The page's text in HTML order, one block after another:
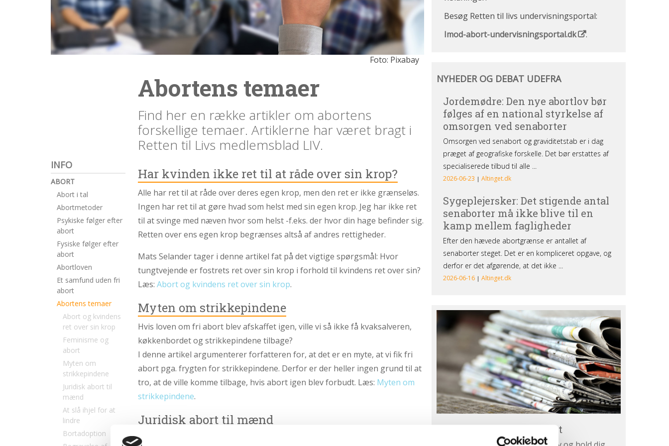
1.4:
Etik
1.5:
Den
Aktioner
2.2:
Tidligere
aktioner
Organisation
Abortmindelunden
Abortlinien
Unge
abort
internationalt
Nyhedsbrev
Foto: Pixabay
Abortens temaer
Find her en række artikler om abortens
forskellige temaer. Artiklerne har været bragt i
Retten til Livs medlemsblad LIV.
INFO
ABORT
Abort i tal
Abortmetoder
Psykiske følger efter
abort
Fysiske følger efter
abort
Abortloven
Et samfund uden fri
abort
Abortens temaer
Abort og kvindens
ret over sin krop
Feminisme og
abort
Myten om
strikkepindene
Juridisk abort til
mænd
At slå ihjel for at
lindre
Bortadoption
Har kvinden ikke ret til at råde over sin krop?
Alle har ret til at råde over deres egen krop, men den ret er ikke grænseløs.
Ingen har ret til at gøre hvad som helst med sin egen krop. Jeg har ikke ret
til at svinge med næven hvor som helst -f.eks. der hvor din hage befinder sig.
Retten over ens egen krop begrænses altså af andres rettigheder.
Mats Selander tager i denne artikel fat på det vigtige spørgsmål: Hvor
tungtvejende er fostrets ret over sin krop i forhold til kvindens ret over sin?
Læs: Abort og kvindens ret over sin krop.
Myten om strikkepindene
Hvis loven om fri abort blev afskaffet igen, ville vi så ikke få kvaksalveren,
køkkenbordet og strikkepindene tilbage?
I denne artikel argumenterer forfatteren for, at det er en myte, at vi fik fri
abort pga. frygten for strikkepindene. Derfor er der heller ingen grund til at
tro, at de ville komme tilbage, hvis abort igen blev forbudt. Læs: Myten om
strikkepindene.
Juridisk abort til mænd
Juridisk abort til mænd er ideen om, at en mand kan adskille sig fra sit
Besøg Retten til livs undervisningsportal:
Imod-abort-undervisningsportal.dk
.
og
udefra
NYHEDER OG DEBAT UDEFRA
Tilmeld
dig
nyhedsbrevet
Tilmeld dig nyhedsbrevet